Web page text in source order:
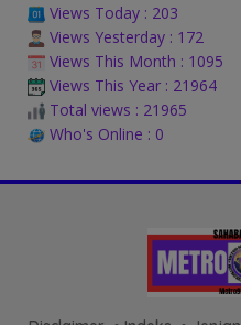
Views Today : 203
Views Yesterday : 172
Views This Month : 1095
Views This Year : 21964
Total views : 21965
Who's Online : 0